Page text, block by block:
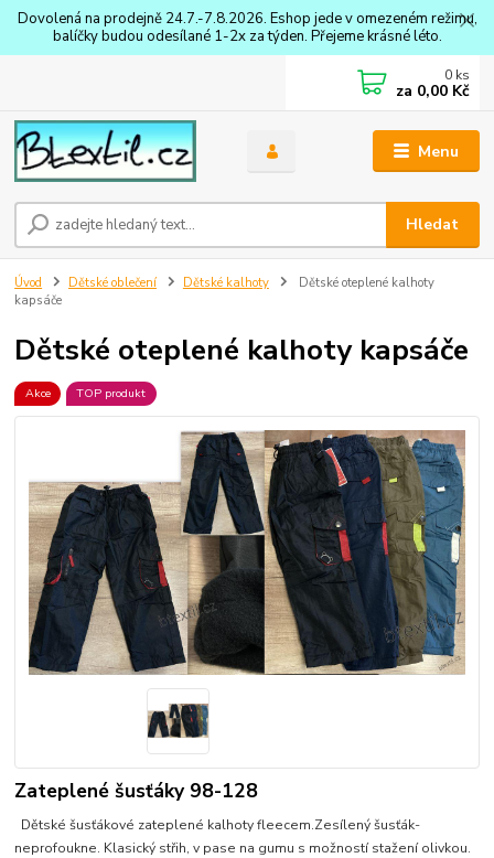
Dovolená na prodejně 24.7.-7.8.2026. Eshop jede v omezeném režimu,
balíčky budou odesílané 1-2x za týden. Přejeme krásné léto.
Menu
Hledat
0 ks
za 0,00 Kč
Úvod Dětské oblečení Dětské kalhoty
Dětské oteplené kalhoty
kapsáče
Dětské oteplené kalhoty kapsáče
Akce TOP produkt
Zateplené šusťáky 98-128
Dětské šusťákové zateplené kalhoty fleecem.Zesílený šusťák-
neprofoukne. Klasický střih, v pase na gumu s možností stažení olivkou.